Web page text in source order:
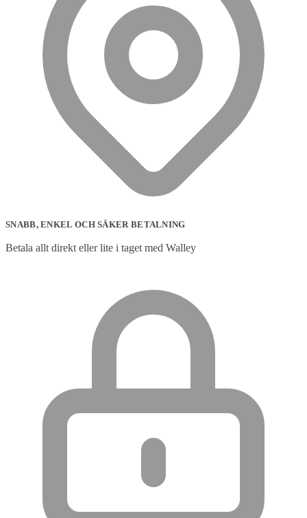
SNABB, ENKEL OCH SÄKER BETALNING
Betala allt direkt eller lite i taget med Walley